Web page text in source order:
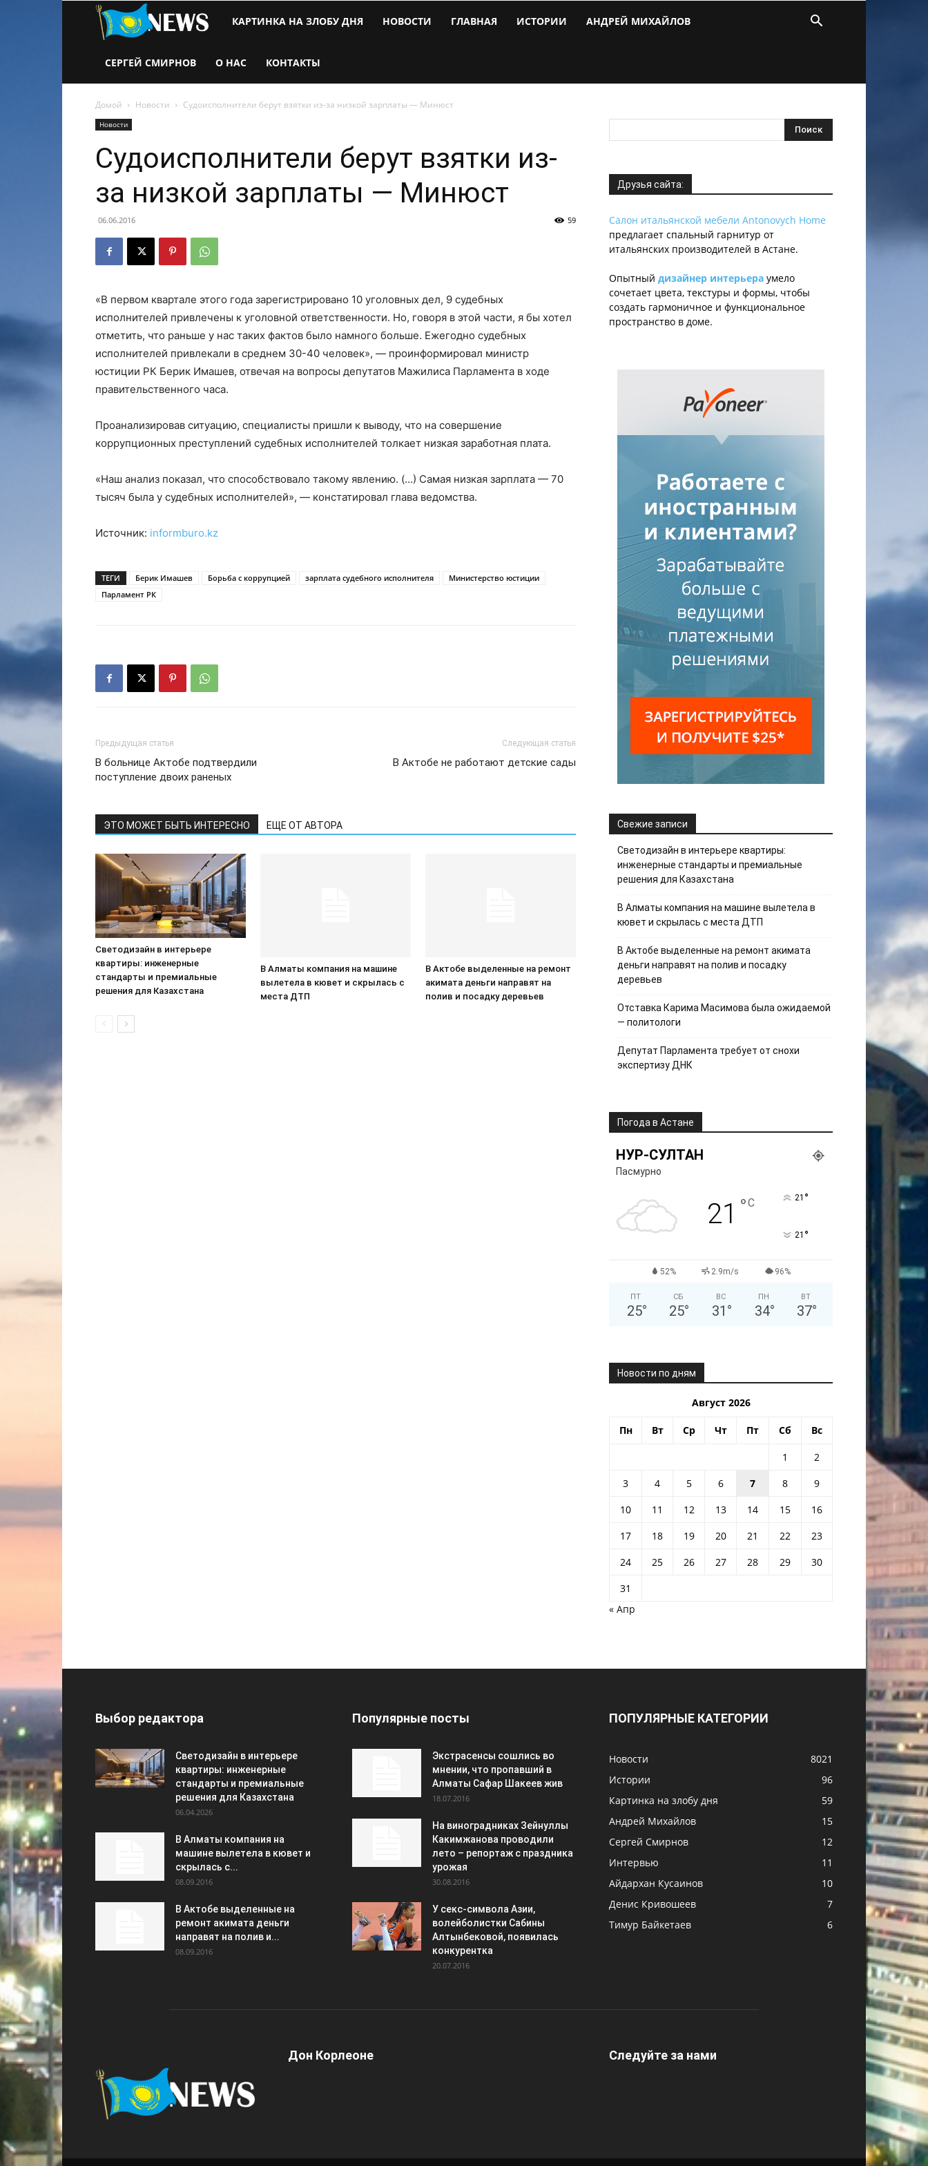
Новости
Казахстана
КАРТИНКА НА ЗЛОБУ ДНЯ НОВОСТИ ГЛАВНАЯ ИСТОРИИ АНДРЕЙ МИХАЙЛОВ
СЕРГЕЙ СМИРНОВ О НАС КОНТАКТЫ
Домой Новости Судоисполнители берут взятки из-за низкой зарплаты — Минюст
Новости
Судоисполнители берут взятки из-
за низкой зарплаты — Минюст
06.06.2016 59
«В первом квартале этого года зарегистрировано 10 уголовных дел, 9 судебных
исполнителей привлечены к уголовной ответственности. Но, говоря в этой части, я бы хотел
отметить, что раньше у нас таких фактов было намного больше. Ежегодно судебных
исполнителей привлекали в среднем 30-40 человек», — проинформировал министр
юстиции РК Берик Имашев, отвечая на вопросы депутатов Мажилиса Парламента в ходе
правительственного часа.
Проанализировав ситуацию, специалисты пришли к выводу, что на совершение
коррупционных преступлений судебных исполнителей толкает низкая заработная плата.
«Наш анализ показал, что способствовало такому явлению. (…) Самая низкая зарплата — 70
тысяч была у судебных исполнителей», — констатировал глава ведомства.
Источник: informburo.kz
ТЕГИ Берик Имашев Борьба с коррупцией зарплата судебного исполнителя
Министерство юстиции
Парламент РК
Предыдущая статья
В больнице Актобе подтвердили
поступление двоих раненых
Следующая статья
В Актобе не работают детские сады
ЭТО МОЖЕТ БЫТЬ ИНТЕРЕСНО ЕЩЕ ОТ АВТОРА
Светодизайн в интерьере
квартиры: инженерные
стандарты и премиальные
решения для Казахстана
В Алматы компания на машине
вылетела в кювет и скрылась с
места ДТП
В Актобе выделенные на ремонт
акимата деньги направят на
полив и посадку деревьев
Друзья сайта:
Салон итальянской мебели Antonovych Home
предлагает спальный гарнитур от
итальянских производителей в Астане.
Опытный дизайнер интерьера умело
сочетает цвета, текстуры и формы, чтобы
создать гармоничное и функциональное
пространство в доме.
Свежие записи
Светодизайн в интерьере квартиры:
инженерные стандарты и премиальные
решения для Казахстана
В Алматы компания на машине вылетела в
кювет и скрылась с места ДТП
В Актобе выделенные на ремонт акимата
деньги направят на полив и посадку
деревьев
Отставка Карима Масимова была ожидаемой
— политологи
Депутат Парламента требует от снохи
экспертизу ДНК
Погода в Астане
НУР-СУЛТАН
Пасмурно
21 °C 21 °
21 °
52% 2.9m/s 96%
ПТ
25°
СБ
25°
ВС
31 °
ПН
34°
ВТ
37°
Новости по дням
Август 2026
Пн Вт Ср Чт Пт Сб Вс
1
2
3
4 5 6 7 8
9
10
11 12 13 14 15
16
17
18 19 20 21 22
23
24
25 26 27 28 29
30
31
« Апр
Выбор редактора
Светодизайн в интерьере
квартиры: инженерные
стандарты и премиальные
решения для Казахстана
06.04.2026
В Алматы компания на
машине вылетела в кювет и
скрылась с...
08.09.2016
В Актобе выделенные на
ремонт акимата деньги
направят на полив и...
08.09.2016
Популярные посты
Экстрасенсы сошлись во
мнении, что пропавший в
Алматы Сафар Шакеев жив
18.07.2016
На виноградниках Зейнуллы
Какимжанова проводили
лето – репортаж с праздника
урожая
30.08.2016
У секс-символа Азии,
волейболистки Сабины
Алтынбековой, появилась
конкурентка
20.07.2016
ПОПУЛЯРНЫЕ КАТЕГОРИИ
Новости
8021
Истории
96
Картинка на злобу дня
59
Андрей Михайлов
15
Сергей Смирнов
12
Интервью
11
Айдархан Кусаинов
10
Денис Кривошеев
7
Тимур Байкетаев
6
Дон Корлеоне Следуйте за нами